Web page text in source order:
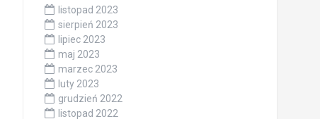
listopad 2023
sierpień 2023
lipiec 2023
maj 2023
marzec 2023
luty 2023
grudzień 2022
listopad 2022